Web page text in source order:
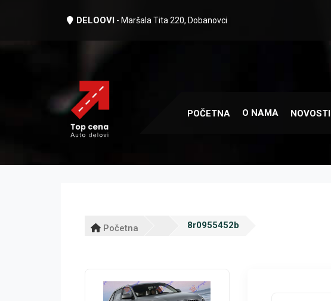
DELOOVI - Maršala Tita 220, Dobanovci
POČETNA O NAMA NOVOSTI
Početna 8r0955452b